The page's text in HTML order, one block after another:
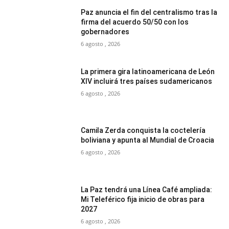
Paz anuncia el fin del centralismo tras la
firma del acuerdo 50/50 con los
gobernadores
6 agosto , 2026
La primera gira latinoamericana de León
XIV incluirá tres países sudamericanos
6 agosto , 2026
Camila Zerda conquista la coctelería
boliviana y apunta al Mundial de Croacia
6 agosto , 2026
La Paz tendrá una Línea Café ampliada:
Mi Teleférico fija inicio de obras para
2027
6 agosto , 2026